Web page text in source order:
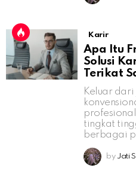
Karir
Apa Itu
Solusi
Terikat
Keluar
tingkat
berbagai
by Jati